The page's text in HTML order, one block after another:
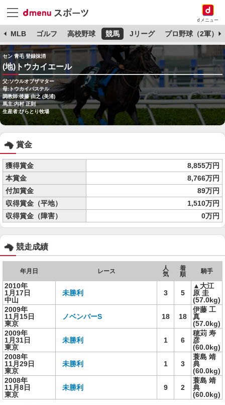
dメニュー
MLB ゴルフ 高校野球 競馬 Jリーグ プロ野球（2軍）
セン 青毛 登録抹消
(地)トウカイエール
父:ソウルオブザマター
母:トウカイパステル
調教師:後藤 由之 (美浦)
馬主:内村 正則
生産者:びらとり牧場
賞金
獲得賞金
8,855万円
本賞金
8,766万円
付加賞金
89万円
収得賞金（平地）
1,510万円
収得賞金（障害）
0万円
競走成績
年月日 レース
人
気
着
順
騎手
2010年
1月17日
中山
未勝利 3 5
▲大江
原 圭
(57.0kg)
2009年
11月15日
東京
ノベンバーS 18 18
伊藤 工
真
(57.0kg)
2009年
1月31日
東京
未勝利 1 6
穂苅 寿
彦
(60.0kg)
2008年
11月29日
東京
未勝利 1 3
蓑島 靖
典
(60.0kg)
2008年
11月8日
東京
未勝利 9 2
蓑島 靖
典
(60.0kg)